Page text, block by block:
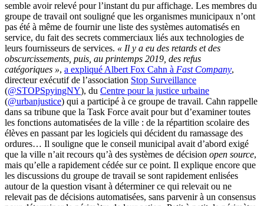
semble avoir relevé pour l’instant du pur affichage. Les membres du
groupe de travail ont souligné que les organismes municipaux n’ont
pas été à même de fournir une liste des systèmes automatisés en
service, du fait des secrets commerciaux liés aux technologies de
leurs fournisseurs de services. « Il y a eu des retards et des
obscurcissements, puis, au printemps 2019, des refus
catégoriques », a expliqué Albert Fox Cahn à Fast Company,
directeur exécutif de l’association Stop Surveillance
(@STOPSpyingNY), du Centre pour la justice urbaine
(@urbanjustice) qui a participé à ce groupe de travail. Cahn rappelle
dans sa tribune que la Task Force avait pour but d’examiner toutes
les fonctions automatisées de la ville : de la répartition scolaire des
élèves en passant par les logiciels qui décident du ramassage des
ordures… Il souligne que le conseil municipal avait d’abord exigé
que la ville n’ait recours qu’à des systèmes de décision open source,
mais qu’elle a rapidement cédée sur ce point. Il explique encore que
les discussions du groupe de travail se sont rapidement enlisées
autour de la question visant à déterminer ce qui relevait ou ne
relevait pas de décisions automatisées, sans parvenir à un consensus